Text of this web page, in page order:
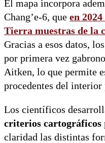
El mapa incorpora
Chang’e-6, que en
Tierra muestras de la
Gracias a esos datos,
por primera vez
Aitken, lo que permite
procedentes del
Los científicos
criterios cartográficos
claridad las distintas